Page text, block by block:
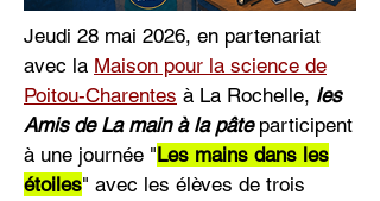
Jeudi 28 mai 2026, en partenariat
avec la Maison pour la science de
Poitou-Charentes à La Rochelle, les
Amis de La main à la pâte participent
à une journée "Les mains dans les
étoiles" avec les élèves de trois